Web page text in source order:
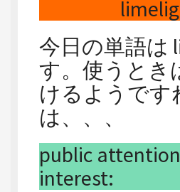
今日の単語は
す。使うとき
けるようです
は、、、
public
interest: